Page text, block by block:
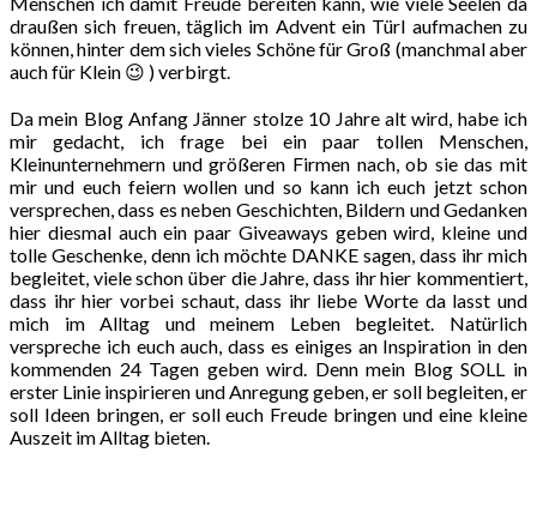
draußen sich freuen, täglich im Advent ein Türl aufmachen zu
können, hinter dem sich vieles Schöne für Groß (manchmal aber
auch für Klein 😉 ) verbirgt.
Da mein Blog Anfang Jänner stolze 10 Jahre alt wird, habe ich
mir gedacht, ich frage bei ein paar tollen Menschen,
Kleinunternehmern und größeren Firmen nach, ob sie das mit
mir und euch feiern wollen und so kann ich euch jetzt schon
versprechen, dass es neben Geschichten, Bildern und Gedanken
hier diesmal auch ein paar Giveaways geben wird, kleine und
tolle Geschenke, denn ich möchte DANKE sagen, dass ihr mich
begleitet, viele schon über die Jahre, dass ihr hier kommentiert,
dass ihr hier vorbei schaut, dass ihr liebe Worte da lasst und
mich im Alltag und meinem Leben begleitet. Natürlich
verspreche ich euch auch, dass es einiges an Inspiration in den
kommenden 24 Tagen geben wird. Denn mein Blog SOLL in
erster Linie inspirieren und Anregung geben, er soll begleiten, er
soll Ideen bringen, er soll euch Freude bringen und eine kleine
Auszeit im Alltag bieten.